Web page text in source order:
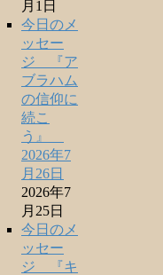
月1日
今日のメ
ッセー
ジ 『ア
ブラハム
の信仰に
続こ
う』
2026年7
月26日
2026年7
月25日
今日のメ
ッセー
ジ 『キ